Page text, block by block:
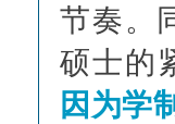
节奏。
硕士
因为学